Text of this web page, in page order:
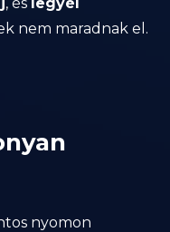
nem maradnak el.
nyomon